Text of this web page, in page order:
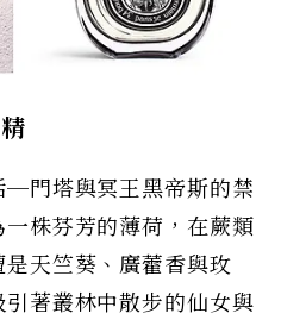
─門塔與冥王黑帝斯的禁
株芬芳的薄荷，在蕨類
天竺葵、廣藿香與玫
著叢林中散步的仙女與